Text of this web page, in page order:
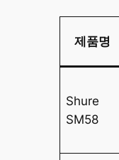
제품명
Shure
SM58